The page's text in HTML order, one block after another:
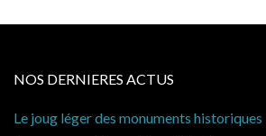
NOS DERNIERES ACTUS
Cabines de plage : le juge